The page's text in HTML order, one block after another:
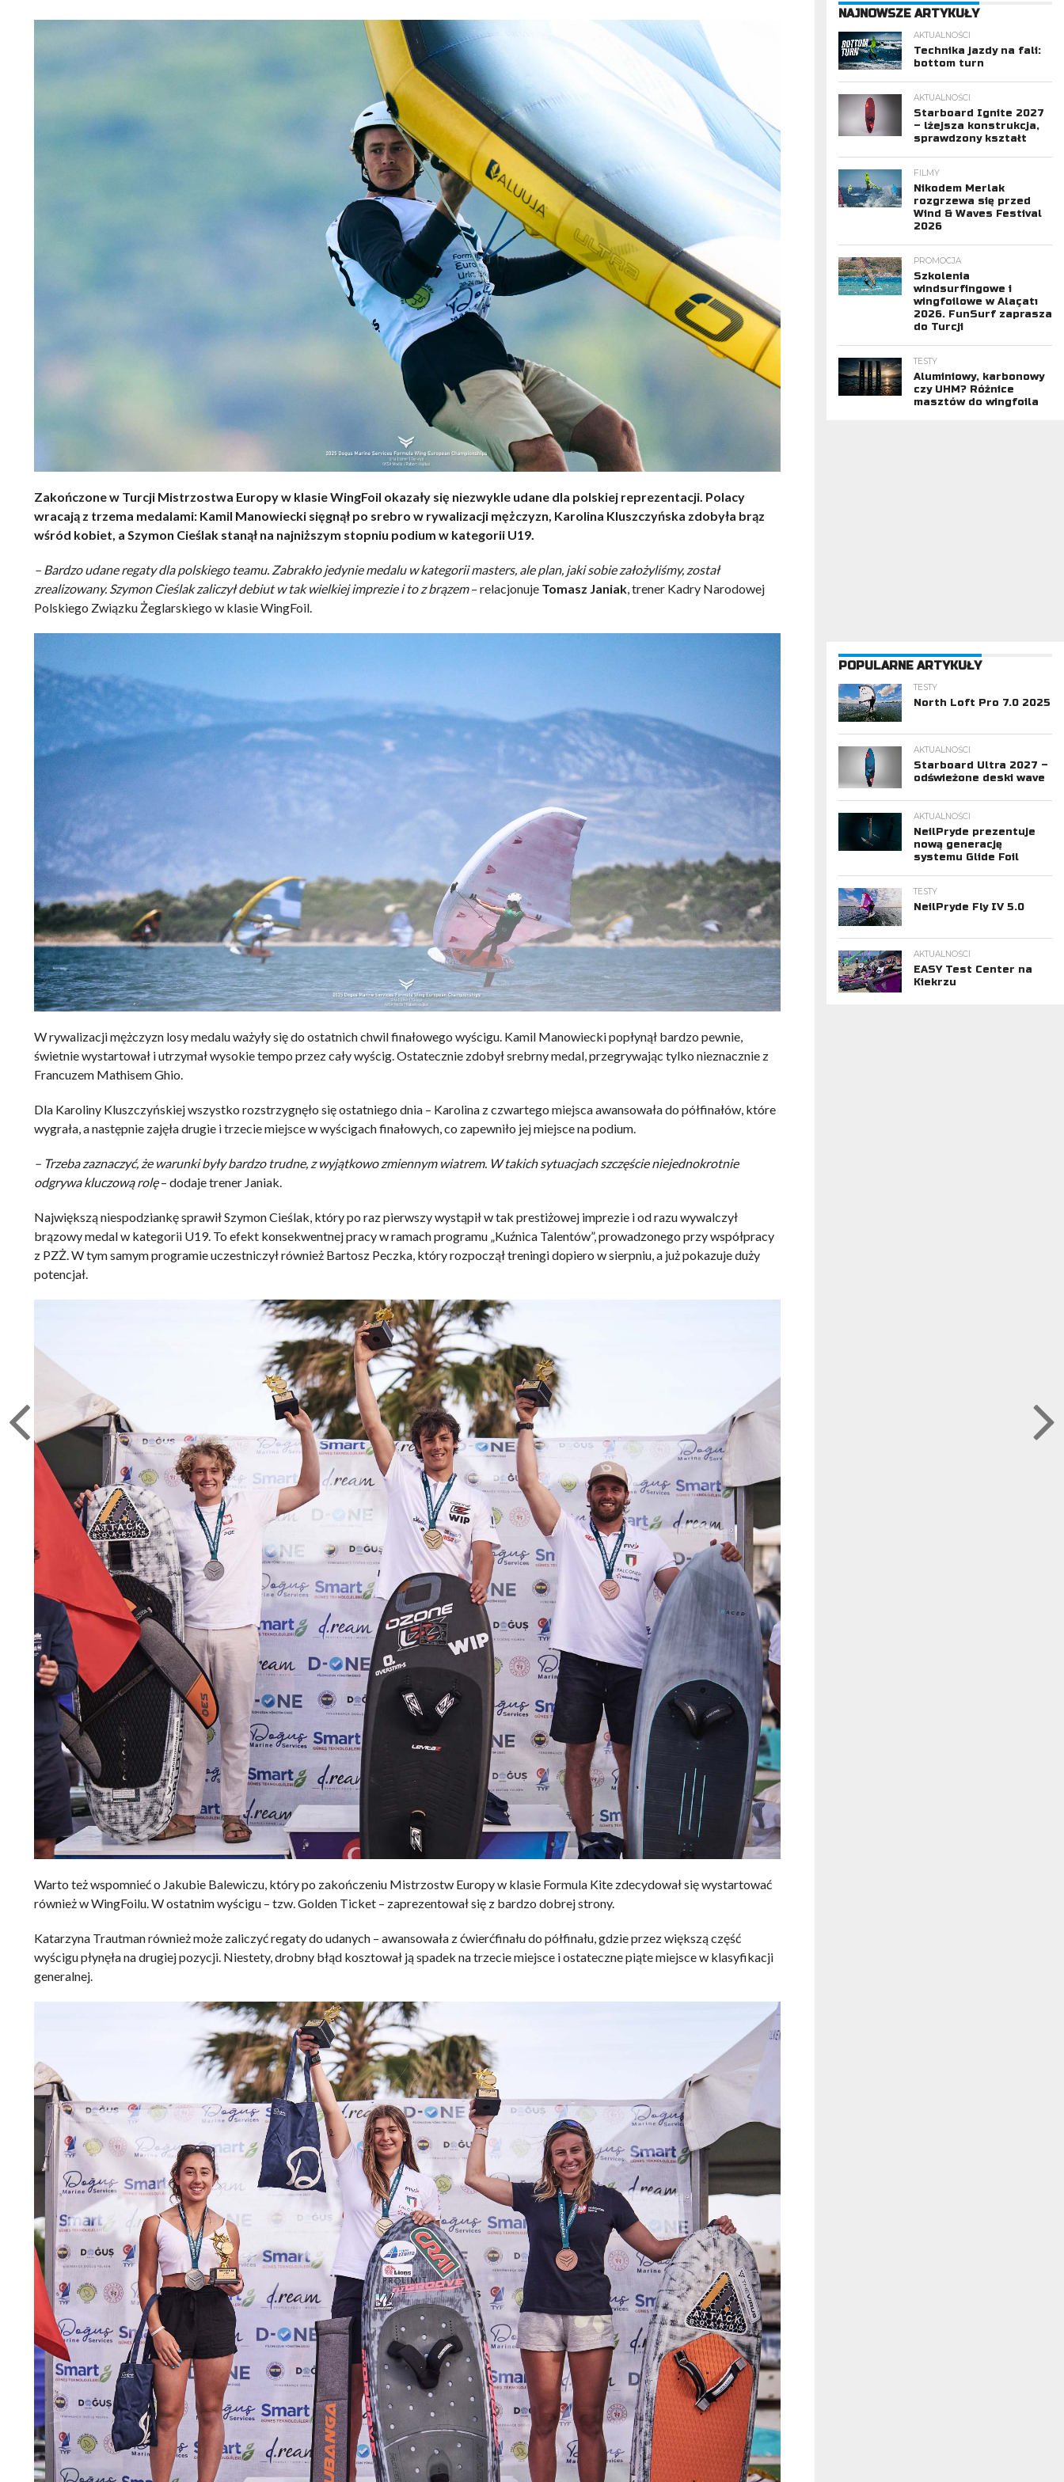
Zakończone w Turcji Mistrzostwa Europy w klasie WingFoil okazały się niezwykle udane dla polskiej reprezentacji. Polacy
wracają z trzema medalami: Kamil Manowiecki sięgnął po srebro w rywalizacji mężczyzn, Karolina Kluszczyńska zdobyła brąz
wśród kobiet, a Szymon Cieślak stanął na najniższym stopniu podium w kategorii U19.
– Bardzo udane regaty dla polskiego teamu. Zabrakło jedynie medalu w kategorii masters, ale plan, jaki sobie założyliśmy, został
zrealizowany. Szymon Cieślak zaliczył debiut w tak wielkiej imprezie i to z brązem– relacjonuje Tomasz Janiak, trener Kadry Narodowej
Polskiego Związku Żeglarskiego w klasie WingFoil.
W rywalizacji mężczyzn losy medalu ważyły się do ostatnich chwil finałowego wyścigu. Kamil Manowiecki popłynął bardzo pewnie,
świetnie wystartował i utrzymał wysokie tempo przez cały wyścig. Ostatecznie zdobył srebrny medal, przegrywając tylko nieznacznie z
Francuzem Mathisem Ghio.
Dla Karoliny Kluszczyńskiej wszystko rozstrzygnęło się ostatniego dnia – Karolina z czwartego miejsca awansowała do półfinałów, które
wygrała, a następnie zajęła drugie i trzecie miejsce w wyścigach finałowych, co zapewniło jej miejsce na podium.
– Trzeba zaznaczyć, że warunki były bardzo trudne, z wyjątkowo zmiennym wiatrem. W takich sytuacjach szczęście niejednokrotnie
odgrywa kluczową rolę– dodaje trener Janiak.
Największą niespodziankę sprawił Szymon Cieślak, który po raz pierwszy wystąpił w tak prestiżowej imprezie i od razu wywalczył
brązowy medal w kategorii U19. To efekt konsekwentnej pracy w ramach programu „Kuźnica Talentów”, prowadzonego przy współpracy
z PZŻ. W tym samym programie uczestniczył również Bartosz Peczka, który rozpoczął treningi dopiero w sierpniu, a już pokazuje duży
potencjał.
Warto też wspomnieć o Jakubie Balewiczu, który po zakończeniu Mistrzostw Europy w klasie Formula Kite zdecydował się wystartować
również w WingFoilu. W ostatnim wyścigu – tzw. Golden Ticket – zaprezentował się z bardzo dobrej strony.
Katarzyna Trautman również może zaliczyć regaty do udanych – awansowała z ćwierćfinału do półfinału, gdzie przez większą część
wyścigu płynęła na drugiej pozycji. Niestety, drobny błąd kosztował ją spadek na trzecie miejsce i ostateczne piąte miejsce w klasyfikacji
generalnej.
NAJNOWSZE ARTYKUŁY
AKTUALNOŚCI
Technika jazdy na fali:
bottom turn
AKTUALNOŚCI
Starboard Ignite 2027
– lżejsza konstrukcja,
sprawdzony kształt
FILMY
Nikodem Merlak
rozgrzewa się przed
Wind & Waves Festival
2026
PROMOCJA
Szkolenia
windsurfingowe i
wingfoilowe w Alaçatı
2026. FunSurf zaprasza
do Turcji
TESTY
Aluminiowy, karbonowy
czy UHM? Różnice
masztów do wingfoila
POPULARNE ARTYKUŁY
TESTY
North Loft Pro 7.0 2025
AKTUALNOŚCI
Starboard Ultra 2027 –
odświeżone deski wave
AKTUALNOŚCI
NeilPryde prezentuje
nową generację
systemu Glide Foil
TESTY
NeilPryde Fly IV 5.0
AKTUALNOŚCI
EASY Test Center na
Kiekrzu